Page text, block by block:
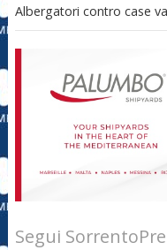
Albergatori contro case
Segui